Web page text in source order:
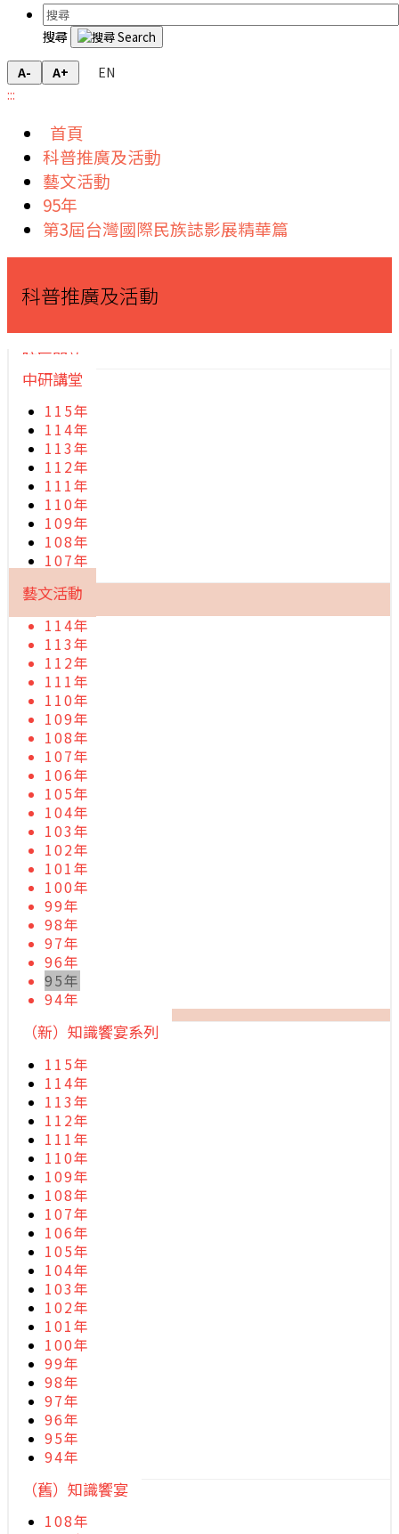
搜尋
A- A+
EN
:::
首頁
科普推廣及活動
藝文活動
95年
第3屆台灣國際民族誌影展精華篇
科普推廣及活動
院區開放
中研講堂
115年
114年
113年
112年
111年
110年
109年
108年
107年
藝文活動
114年
113年
112年
111年
110年
109年
108年
107年
106年
105年
104年
103年
102年
101年
100年
99年
98年
97年
96年
95年
94年
（新）知識饗宴系列
115年
114年
113年
112年
111年
110年
109年
108年
107年
106年
105年
104年
103年
102年
101年
100年
99年
98年
97年
96年
95年
94年
（舊）知識饗宴
108年